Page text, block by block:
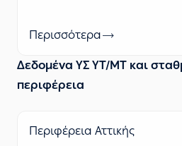
Περισσότερα
Δεδομένα ΥΣ ΥΤ/ΜΤ και
περιφέρεια
Περιφέρεια Αττικής